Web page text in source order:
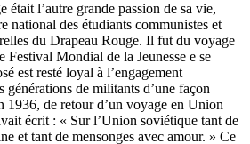
était l’autre grande passion de sa vie,
national des étudiants communistes et
du Drapeau Rouge. Il fut du voyage
Festival Mondial de la Jeunesse e se
est resté loyal à l’engagement
générations de militants d’une façon
1936, de retour d’un voyage en Union
écrit : « Sur l’Union soviétique tant de
et tant de mensonges avec amour. » Ce